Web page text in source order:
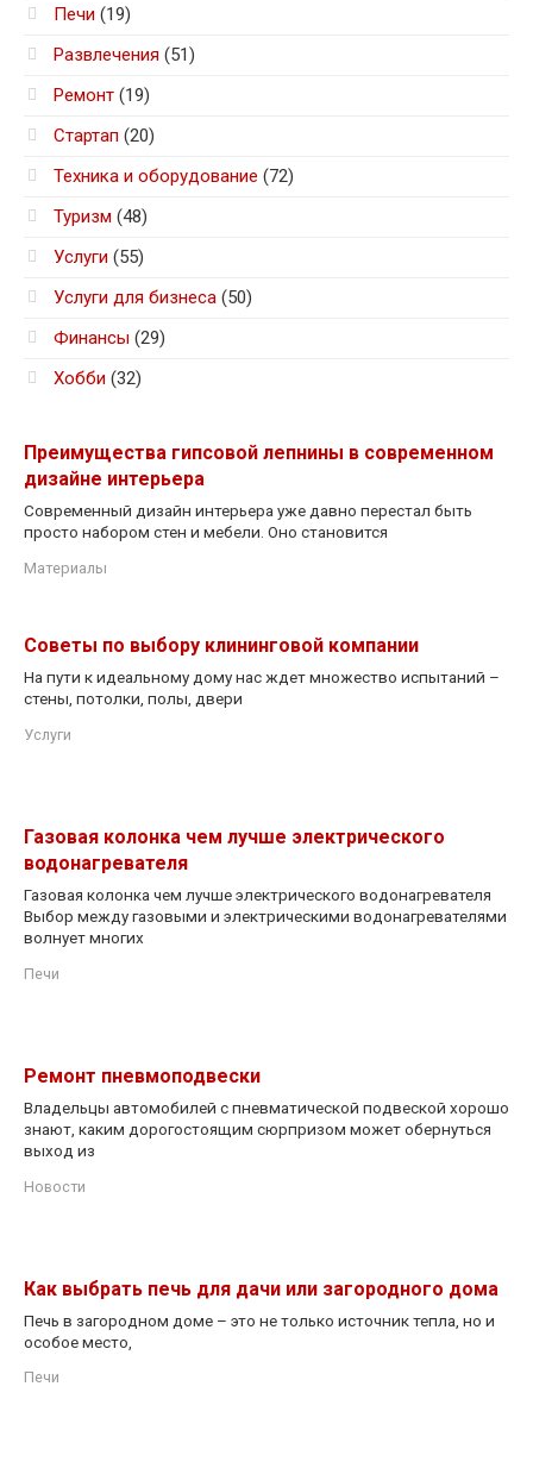
Печи (19)
Развлечения (51)
Ремонт (19)
Стартап (20)
Техника и оборудование (72)
Туризм (48)
Услуги (55)
Услуги для бизнеса (50)
Финансы (29)
Хобби (32)
Преимущества гипсовой лепнины в современном
дизайне интерьера
Современный дизайн интерьера уже давно перестал быть
просто набором стен и мебели. Оно становится
Материалы
Советы по выбору клининговой компании
На пути к идеальному дому нас ждет множество испытаний –
стены, потолки, полы, двери
Услуги
Газовая колонка чем лучше электрического
водонагревателя
Газовая колонка чем лучше электрического водонагревателя
Выбор между газовыми и электрическими водонагревателями
волнует многих
Печи
Ремонт пневмоподвески
Владельцы автомобилей с пневматической подвеской хорошо
знают, каким дорогостоящим сюрпризом может обернуться
выход из
Новости
Как выбрать печь для дачи или загородного дома
Печь в загородном доме – это не только источник тепла, но и
особое место,
Печи